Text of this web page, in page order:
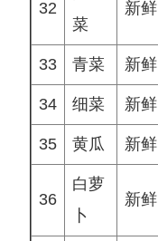
32
菜
新鲜
33 青菜 新鲜
34 细菜 新鲜
35 黄瓜 新鲜
36
白萝
卜
新鲜